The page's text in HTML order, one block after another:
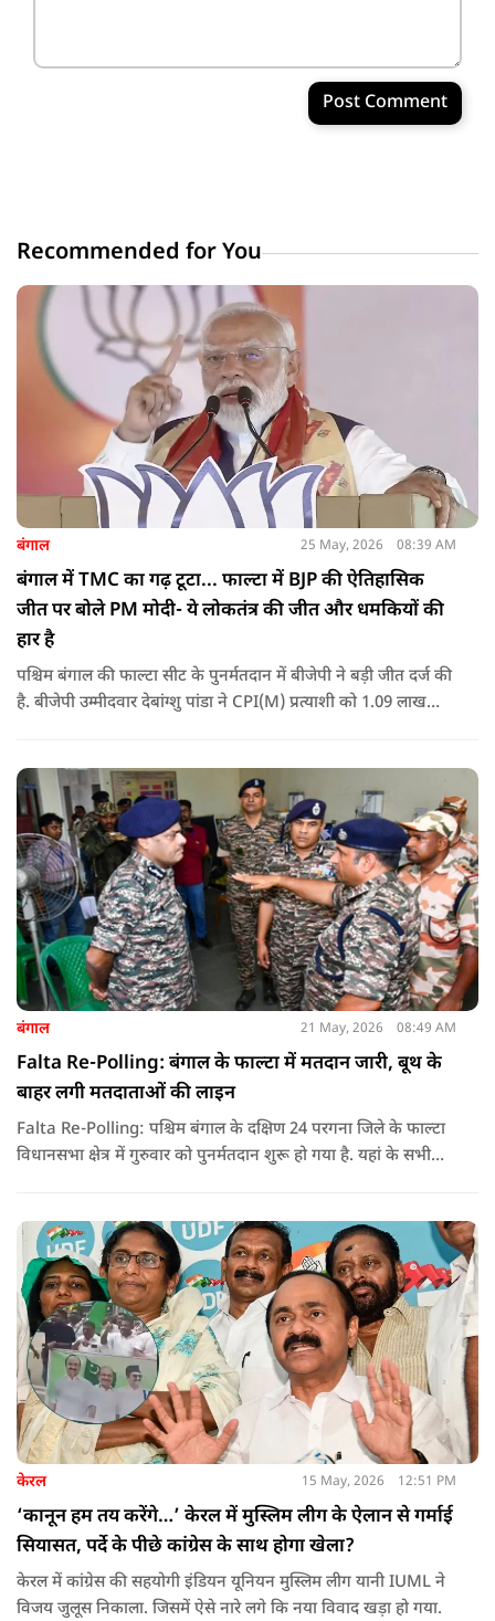
Post Comment
Recommended for You
बंगाल 25 May, 2026 08:39 AM
बंगाल में TMC का गढ़ टूटा... फाल्टा में BJP की ऐतिहासिक
जीत पर बोले PM मोदी- ये लोकतंत्र की जीत और धमकियों की
हार है
पश्चिम बंगाल की फाल्टा सीट के पुनर्मतदान में बीजेपी ने बड़ी जीत दर्ज की
है. बीजेपी उम्मीदवार देबांग्शु पांडा ने CPI(M) प्रत्याशी को 1.09 लाख
बंगाल 21 May, 2026 08:49 AM
Falta Re-Polling: बंगाल के फाल्टा में मतदान जारी, बूथ के
बाहर लगी मतदाताओं की लाइन
Falta Re-Polling: पश्चिम बंगाल के दक्षिण 24 परगना जिले के फाल्टा
विधानसभा क्षेत्र में गुरुवार को पुनर्मतदान शुरू हो गया है. यहां के सभी
केरल 15 May, 2026 12:51 PM
‘कानून हम तय करेंगे…’ केरल में मुस्लिम लीग के ऐलान से गर्माई
सियासत, पर्दे के पीछे कांग्रेस के साथ होगा खेला?
केरल में कांग्रेस की सहयोगी इंडियन यूनियन मुस्लिम लीग यानी IUML ने
विजय जुलूस निकाला. जिसमें ऐसे नारे लगे कि नया विवाद खड़ा हो गया.